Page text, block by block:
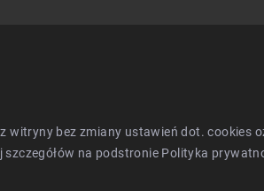
bez zmiany ustawień dot. cookies
na podstronie Polityka